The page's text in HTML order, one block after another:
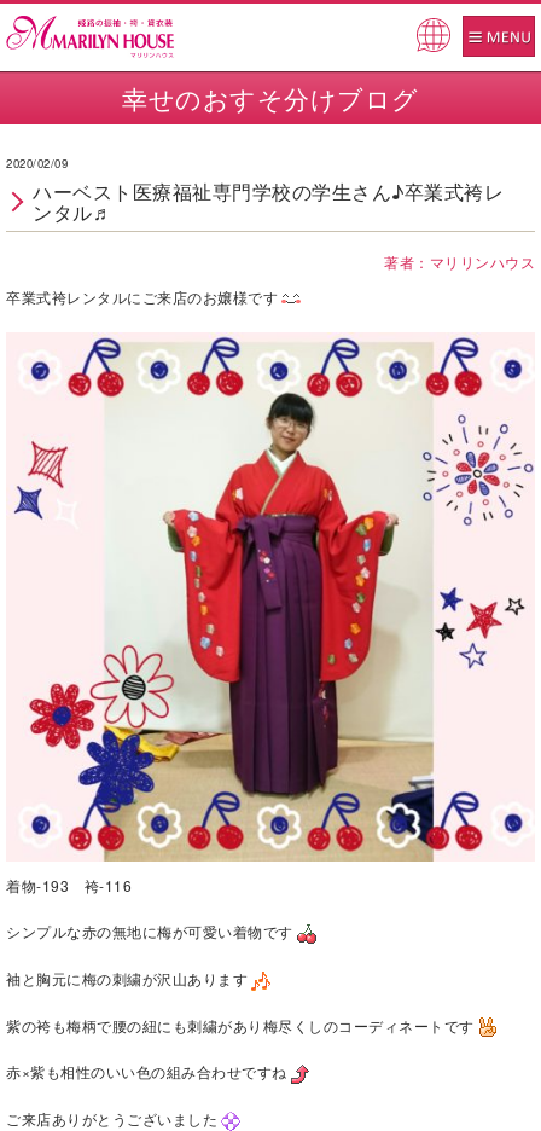
幸せのおすそ分けブログ
2020/02/09
ハーベスト医療福祉専門学校の学生さん♪卒業式袴レ
ンタル♬
著者：マリリンハウス
卒業式袴レンタルにご来店のお嬢様です
着物-193 袴-116
シンプルな赤の無地に梅が可愛い着物です
袖と胸元に梅の刺繍が沢山あります
紫の袴も梅柄で腰の紐にも刺繍があり梅尽くしのコーディネートです
赤×紫も相性のいい色の組み合わせですね
ご来店ありがとうございました